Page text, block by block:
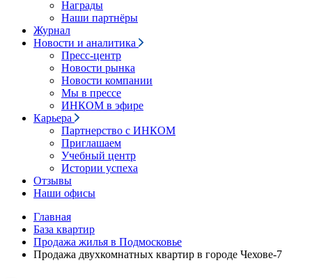
Награды
Наши партнёры
Журнал
Новости и аналитика
Пресс-центр
Новости рынка
Новости компании
Мы в прессе
ИНКОМ в эфире
Карьера
Партнерство с ИНКОМ
Приглашаем
Учебный центр
Истории успеха
Отзывы
Наши офисы
Главная
База квартир
Продажа жилья в Подмосковье
Продажа двухкомнатных квартир в городе Чехове-7